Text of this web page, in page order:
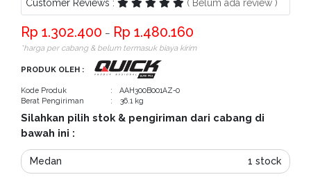
Customer Reviews : ( Belum ada review )
1.302.400 − 1.480.160
*harga per cabang & belum termasuk biaya kirim
PRODUK OLEH :
Kode Produk
: AAH300B001AZ-0
Berat Pengiriman
: 36.1 kg
Silahkan pilih stok & pengiriman dari cabang di
bawah ini :
Medan 1 stock